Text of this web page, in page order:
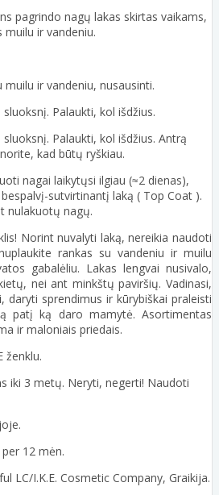
pagrindo nagų lakas skirtas vaikams,
muilu ir vandeniu.
muilu ir vandeniu, nusausinti.
Palaukti, kol išdžius.
Palaukti, kol išdžius. Antrą
kad būtų ryškiau.
nagai laikytųsi ilgiau (≈2 dienas),
sutvirtinantį laką ( Top Coat ).
nulakuotų nagų.
Norint nuvalyti laką, nereikia naudoti
rankas su vandeniu ir muilu
gabalėliu. Lakas lengvai nusivalo,
nei ant minkštų paviršių. Vadinasi,
daryti sprendimus ir kūrybiškai praleisti
patį ką daro mamytė. Asortimentas
ir maloniais priedais.
ženklu.
iki 3 metų. Neryti, negerti! Naudoti
12 mėn.
LC/I.K.E. Cosmetic Company, Graikija.